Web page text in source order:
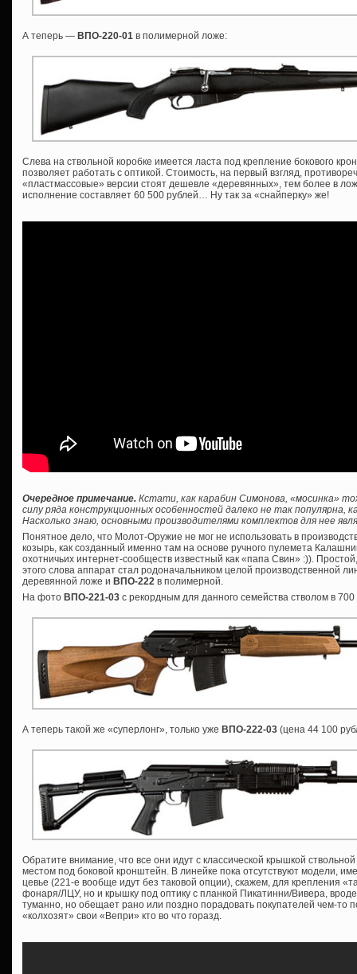
А теперь — ВПО-220-01 в полимерной ложе:
Слева на ствольной коробке имеется ласта под крепление бокового
позволяет работать с оптикой. Стоимость, на первый взгляд,
«пластмассовые» версии стоят дешевле «деревянных», тем более в
исполнение составляет 60 500 рублей… Ну так за «снайперку» же!
Очередное примечание. Кстати, как карабин Симонова, «мосинка»
силу ряда конструкционных особенностей далеко не так популярна,
Насколько знаю, основными производителями комплектов для нее
Понятное дело, что Молот-Оружие не мог не использовать в
козырь, как созданный именно там на основе ручного пулемета
охотничьих интернет-сообществ известный как «папа Свин» :)).
этого слова аппарат стал родоначальником целой производственной
деревянной ложе и ВПО-222 в полимерной.
На фото ВПО-221-03 с рекордным для данного семейства стволом в
А теперь такой же «суперлонг», только уже ВПО-222-03 (цена 44 100
Обратите внимание, что все они идут с классической крышкой
местом под боковой кронштейн. В линейке пока отсутствуют модели,
цевье (221-е вообще идут без таковой опции), скажем, для крепления
фонаря/ЛЦУ, но и крышку под оптику с планкой Пикатинни/Вивера,
туманно, но обещает рано или поздно порадовать покупателей чем-то
«колхозят» свои «Вепри» кто во что горазд.